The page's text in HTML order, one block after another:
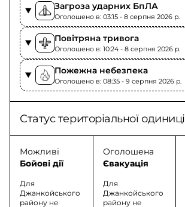
Загроза ударних БпЛА
Оголошено в: 03:15 - 8 серпня 2026 p.
Повітряна тривога
Оголошено в: 10:24 - 8 серпня 2026 p.
Пожежна небезпека
Оголошено в: 08:35 - 9 серпня 2026 p.
Статус територіальної одиниці
Можливі
Бойові дії
Для
Джанкойського
району не
Оголошена
Євакуація
Для
Джанкойського
району не